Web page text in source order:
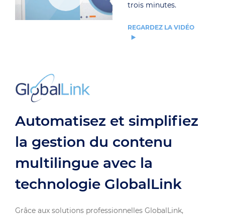
trois minutes.
REGARDEZ LA VIDÉO
Automatisez et simplifiez
la gestion du contenu
multilingue avec la
technologie GlobalLink
Grâce aux solutions professionnelles GlobalLink,